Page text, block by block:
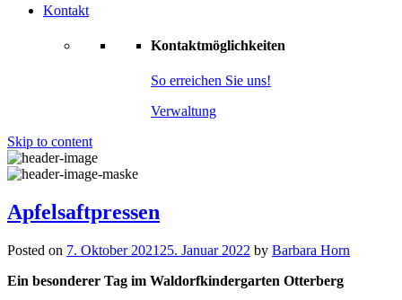
Kontakt
Kontaktmöglichkeiten
So erreichen Sie uns!
Verwaltung
Skip to content
Apfelsaftpressen
Posted on 7. Oktober 2021 25. Januar 2022 by Barbara Horn
Ein besonderer Tag im Waldorfkindergarten Otterberg